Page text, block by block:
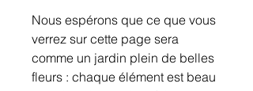
Nous espérons que ce que vous
verrez sur cette page sera
comme un jardin plein de belles
fleurs : chaque élément est beau